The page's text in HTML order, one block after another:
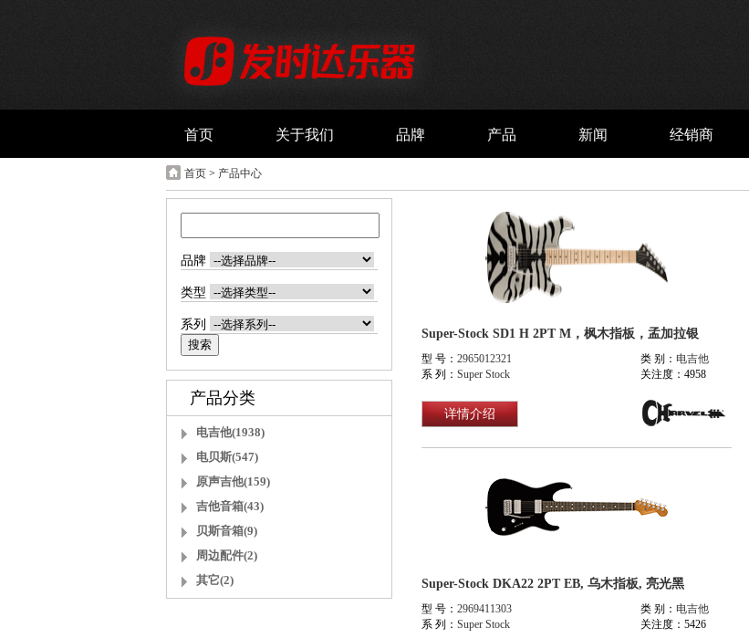
首页 关于我们 品牌 产品 新闻 经销商
首页 > 产品中心
品牌
类型
系列
产品分类
电吉他(1938)
电贝斯(547)
原声吉他(159)
吉他音箱(43)
贝斯音箱(9)
周边配件(2)
其它(2)
Super-Stock SD1 H 2PT M，枫木指板，孟加拉银
型 号： 2965012321 类 别： 电吉他
系 列： Super Stock 关注度：4958
详情介绍
Super-Stock DKA22 2PT EB, 乌木指板, 亮光黑
型 号： 2969411303 类 别： 电吉他
系 列： Super Stock 关注度：5426